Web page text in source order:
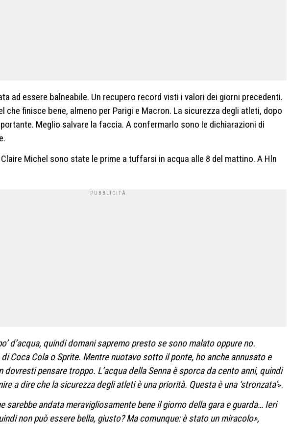
ad essere balneabile. Un recupero record visti i valori dei giorni precedenti.
che finisce bene, almeno per Parigi e Macron. La sicurezza degli atleti, dopo
Meglio salvare la faccia. A confermarlo sono le dichiarazioni di
Michel sono state le prime a tuffarsi in acqua alle 8 del mattino. A Hln
d’acqua, quindi domani sapremo presto se sono malato oppure no.
Coca Cola o Sprite. Mentre nuotavo sotto il ponte, ho anche annusato e
dovresti pensare troppo. L’acqua della Senna è sporca da cento anni, quindi
a dire che la sicurezza degli atleti è una priorità. Questa è una ‘stronzata’».
sarebbe andata meravigliosamente bene il giorno della gara e guarda… Ieri
non può essere bella, giusto? Ma comunque: è stato un miracolo»,